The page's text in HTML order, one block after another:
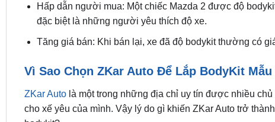
Hấp dẫn người mua: Một chiếc Mazda 2 được độ
đặc biệt là những người yêu thích độ xe.
Tăng giá bán: Khi bán lại, xe đã độ bodykit thường có
Vì Sao Chọn ZKar Auto Để Lắp BodyKit Mẫu
ZKar Autolà một trong những địa chỉ uy tín được nhiều
cho xế yêu của mình. Vậy lý do gì khiến ZKar Auto trở